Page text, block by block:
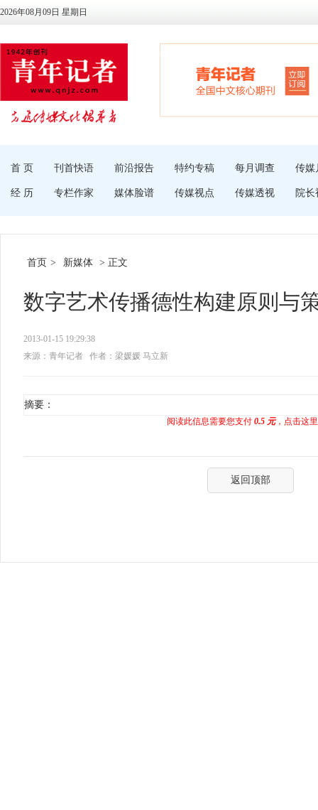
2026年08月09日 星期日
首 页 刊首快语 前沿报告 特约专稿 每月调查 传媒
经 历 专栏作家 媒体脸谱 传媒视点 传媒透视 院长
首页 > 新媒体 > 正文
数字艺术传播德性构建原则与
2013-01-15 19:29:38
来源：青年记者
作者：梁媛媛 马立新
摘要：
阅读此信息需要您支付 0.5 元，点击这
返回顶部